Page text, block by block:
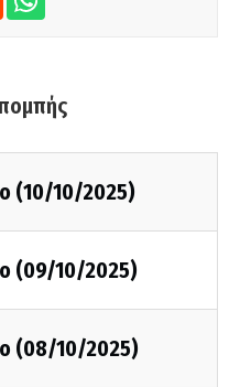
(10/10/2025)
(09/10/2025)
(08/10/2025)